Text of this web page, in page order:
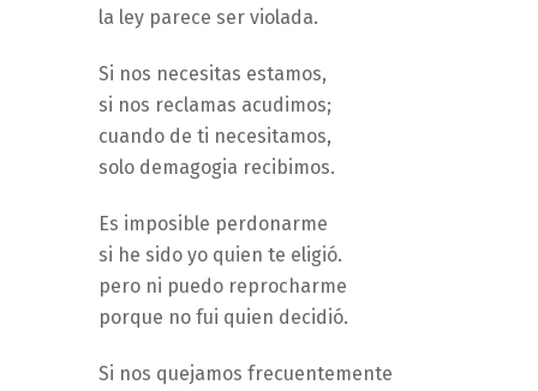
la ley parece ser violada.
Si nos necesitas estamos,
si nos reclamas acudimos;
cuando de ti necesitamos,
solo demagogia recibimos.
Es imposible perdonarme
si he sido yo quien te eligió.
pero ni puedo reprocharme
porque no fui quien decidió.
Si nos quejamos frecuentemente